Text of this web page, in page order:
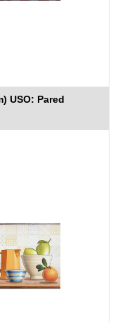
USO: Pared